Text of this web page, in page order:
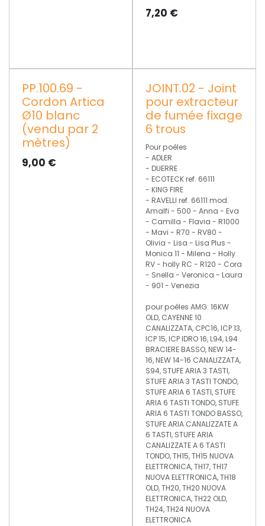
7,20 €
PP.100.69 -
Cordon Artica
Ø10 blanc
(vendu par 2
mètres)
9,00 €
JOINT.02 - Joint
pour extracteur
de fumée fixage
6 trous
Pour poêles
- ADLER
- DUERRE
- ECOTECK ref. 66111
- KING FIRE
- RAVELLI ref. 66111 mod.
Amalfi - 500 - Anna - Eva
- Camilla - Flavia - R1000
- Mavi - R70 - RV80 -
Olivia - Lisa - Lisa Plus -
Monica 11 - Milena - Holly
RV - holly RC - R120 - Cora
- Snella - Veronica - Laura
- 901 - Venezia
pour poêles AMG: 16KW
OLD, CAYENNE 10
CANALIZZATA, CPC16, ICP 13,
ICP 15, ICP IDRO 16, L94, L94
BRACIERE BASSO, NEW 14-
16, NEW 14-16 CANALIZZATA,
S94, STUFE ARIA 3 TASTI,
STUFE ARIA 3 TASTI TONDO,
STUFE ARIA 6 TASTI, STUFE
ARIA 6 TASTI TONDO, STUFE
ARIA 6 TASTI TONDO BASSO,
STUFE ARIA CANALIZZATE A
6 TASTI, STUFE ARIA
CANALIZZATE A 6 TASTI
TONDO, TH15, TH15 NUOVA
ELETTRONICA, TH17, TH17
NUOVA ELETTRONICA, TH18
OLD, TH20, TH20 NUOVA
ELETTRONICA, TH22 OLD,
TH24, TH24 NUOVA
ELETTRONICA